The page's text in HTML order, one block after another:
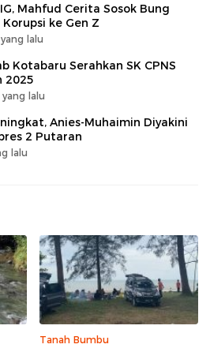
Mahfud Cerita Sosok Bung
ke Gen Z
lalu
Kotabaru Serahkan SK CPNS
2025
lalu
Anies-Muhaimin Diyakini
2 Putaran
lalu
Tanah Bumbu